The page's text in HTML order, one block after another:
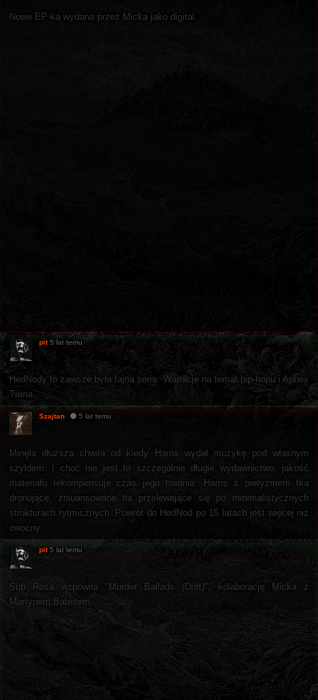
Nowe EP-ka wydana przez Micka jako digital
pit 5 lat temu
HedNody to zawsze była fajna seria. Wariacje na temat hip-hopu i Aphex
Twina.
Szajtan 5 lat temu
Minęła dłuższa chwila od kiedy Harris wydał muzykę pod własnym
szyldem. I choć nie jest to szczególnie długie wydawnictwo, jakość
materiału rekompensuje czas jego trwania. Harris z pietyzmem tka
dronujące, zniuansowane tła przelewające się po minimalistycznych
strukturach rytmicznych. Powrót do HedNod po 15 latach jest więcej niż
owocny.
pit 5 lat temu
Sub Rosa wznowiła "Murder Ballads (Drift)", kolaborację Micka z
Martynem Batesem.